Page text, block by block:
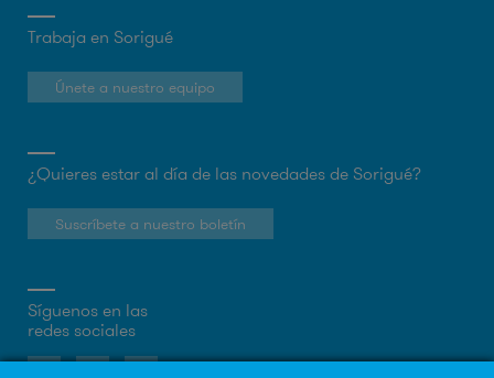
Trabaja en Sorigué
Únete a nuestro equipo
¿Quieres estar al día de las novedades de Sorigué?
Suscríbete a nuestro boletín
Síguenos en las
redes sociales